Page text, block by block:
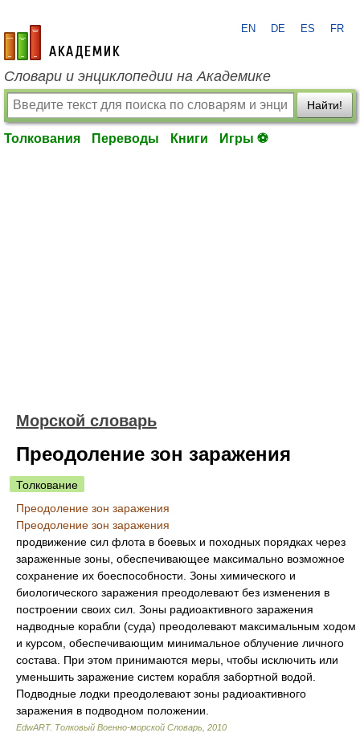
academic.ru
EN DE ES FR
Словари и энциклопедии на Академике
Найти!
Толкования Переводы Книги Игры ⚽
Морской словарь
Преодоление зон заражения
Толкование
Преодоление зон заражения
Преодоление зон заражения
продвижение сил флота в боевых и походных порядках через
зараженные зоны, обеспечивающее максимально возможное
сохранение их боеспособности. Зоны химического и
биологического заражения преодолевают без изменения в
построении своих сил. Зоны радиоактивного заражения
надводные корабли (суда) преодолевают максимальным ходом
и курсом, обеспечивающим минимальное облучение личного
состава. При этом принимаются меры, чтобы исключить или
уменьшить заражение систем корабля забортной водой.
Подводные лодки преодолевают зоны радиоактивного
заражения в подводном положении.
EdwART. Толковый Военно-морской Словарь 2010